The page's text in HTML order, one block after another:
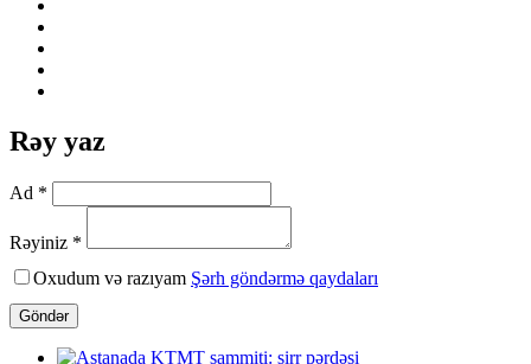
Rəy yaz
Ad *
Rəyiniz *
Oxudum və razıyam Şərh göndərmə qaydaları
Göndər